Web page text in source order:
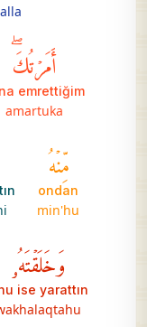
alla
أَمَرۡتُكَۖ
emrettiğim
amartuka
مِّنۡهُ
ondan
min'hu
وَخَلَقۡتَهُۥ
ise yarattın